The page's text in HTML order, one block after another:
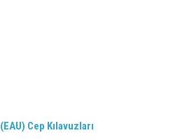
Cep Kılavuzları